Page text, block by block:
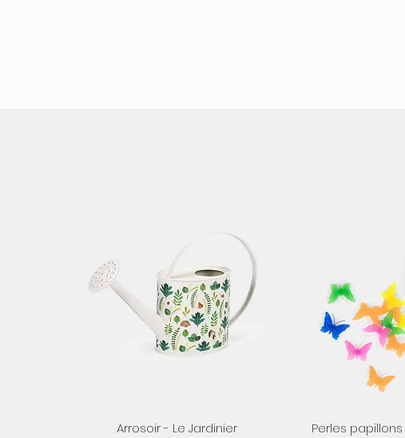
Aperçu rapide
Arrosoir - Le Jardinier
Perles